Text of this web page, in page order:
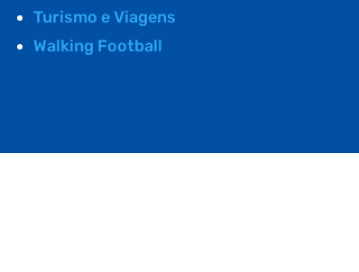
Turismo e Viagens
Walking Football